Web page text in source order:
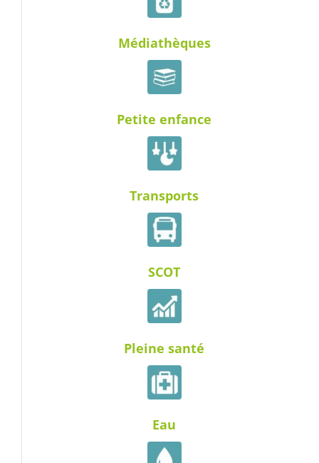
Médiathèques
Petite enfance
Transports
SCOT
Pleine santé
Eau